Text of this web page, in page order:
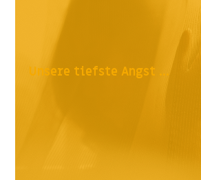
Unsere tiefste Angst ...